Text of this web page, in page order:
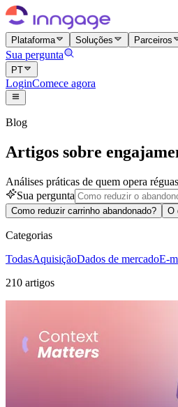
Plataforma Soluções Parceiros
Sua pergunta
PT
LoginComece agora
Blog
Artigos sobre
Análises práticas de quem opera
Sua pergunta
Como reduzir carrinho abandonado?
O
Categorias
TodasAquisiçãoDados de mercadoE-
210 artigos